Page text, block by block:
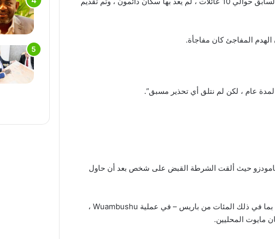
عام ، لكن لم نتلق أي تحذير مسبق”.
حيث ألقت الشرطة القبض على شخص بعد أن حاول
تم نشر حوالي 1800 عنصر من قوات الأمن الفرنسية – بما في ذلك المئات من باريس – في عملية Wuambushu ،
مايوت المحليين.